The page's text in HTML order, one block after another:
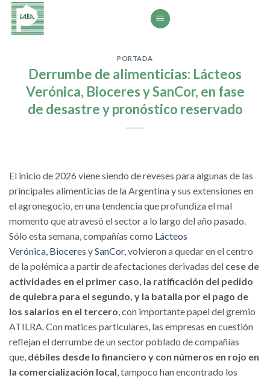
Saltar
contenido
PORTADA
Derrumbe de alimenticias: Lácteos
Verónica, Bioceres y SanCor, en fase
de desastre y pronóstico reservado
El inicio de 2026 viene siendo de reveses para algunas de las
principales alimenticias de la Argentina y sus extensiones en
el agronegocio, en una tendencia que profundiza el mal
momento que atravesó el sector a lo largo del año pasado.
Sólo esta semana, compañías como Lácteos
Verónica Bioceres ySanCor, volvieron a quedar en el centro
de la polémica a partir de afectaciones derivadas del cese de
actividades en el primer caso, la ratificación del pedido
de quiebra para el segundo, y la batalla por el pago de
los salarios en el tercero , con importante papel del gremio
ATILRA. Con matices particulares, las empresas en cuestión
reflejan el derrumbe de un sector poblado de compañías
que, débiles desde lo financiero y con números en rojo en
la comercialización local , tampoco han encontrado los